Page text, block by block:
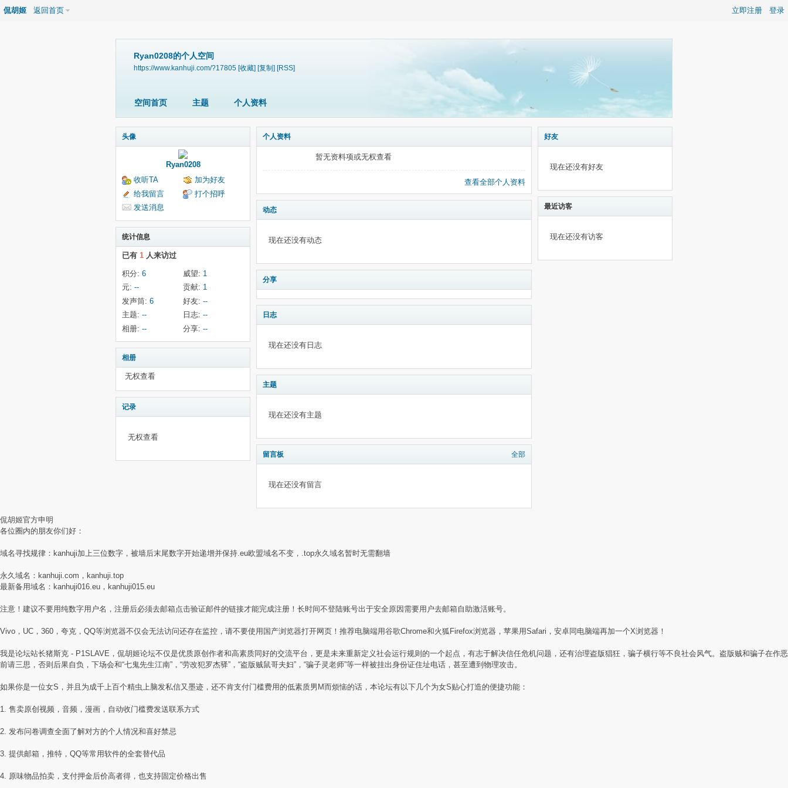
立即注册 登录
侃胡姬 返回首页
Ryan0208的个人空间
https://www.kanhuji.com/?17805 [收藏] [复制] [RSS]
空间首页 主题 个人资料
头像
Ryan0208
收听TA
加为好友
给我留言
打个招呼
发送消息
统计信息
已有 1 人来访过
积分: 6 威望: 1
元: -- 贡献: 1
发声筒: 6 好友: --
主题: -- 日志: --
相册: -- 分享: --
相册
无权查看
记录
无权查看
个人资料
暂无资料项或无权查看
查看全部个人资料
动态
现在还没有动态
分享
日志
现在还没有日志
主题
现在还没有主题
留言板 全部
现在还没有留言
好友
现在还没有好友
最近访客
现在还没有访客
侃胡姬官方申明
各位圈内的朋友你们好：
域名寻找规律：kanhuji加上三位数字，被墙后末尾数字开始递增并保持.eu欧盟域名不变，.top永久域名暂时无需翻墙
永久域名：kanhuji.com，kanhuji.top
最新备用域名：kanhuji016.eu，kanhuji015.eu
注意！建议不要用纯数字用户名，注册后必须去邮箱点击验证邮件的链接才能完成注册！长时间不登陆账号出于安全原因需要用户去邮箱自助激活账号。
Vivo，UC，360，夸克，QQ等浏览器不仅会无法访问还存在监控，请不要使用国产浏览器打开网页！推荐电脑端用谷歌Chrome和火狐Firefox浏览器，苹果用Safari，安卓同电脑端再加一个X浏览器！
我是论坛站长猪斯克 - P1SLAVE，侃胡姬论坛不仅是优质原创作者和高素质同好的交流平台，更是未来重新定义社会运行规则的一个起点，有志于解决信任危机问题，还有治理盗版猖狂，骗子横行等不良社会风气。盗版贼和骗子在作恶
前请三思，否则后果自负，下场会和“七鬼先生江南”，“劳改犯罗杰驿”，“盗版贼鼠哥夫妇”，“骗子灵老师”等一样被挂出身份证住址电话，甚至遭到物理攻击。
如果你是一位女S，并且为成千上百个精虫上脑发私信又墨迹，还不肯支付门槛费用的低素质男M而烦恼的话，本论坛有以下几个为女S贴心打造的便捷功能：
1. 售卖原创视频，音频，漫画，自动收门槛费发送联系方式
2. 发布问卷调查全面了解对方的个人情况和喜好禁忌
3. 提供邮箱，推特，QQ等常用软件的全套替代品
4. 原味物品拍卖，支付押金后价高者得，也支持固定价格出售